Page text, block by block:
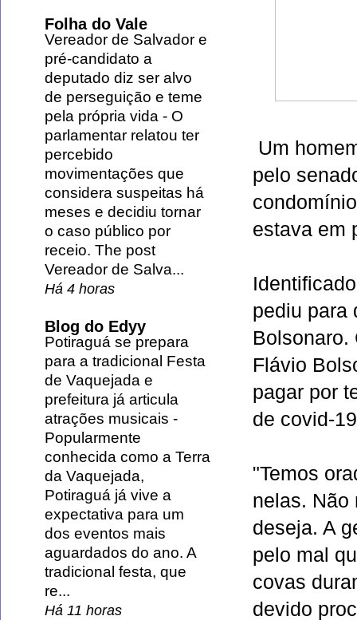
Um
pelo
estava em
pediu para
Bolsonaro.
Flávio
pagar por
de covid-19
"Temos
nelas. Não
deseja. A
pelo mal
covas
devido
Folha do Vale
Vereador de Salvador e
pré-candidato a
deputado diz ser alvo
de perseguição e teme
pela própria vida - O
parlamentar relatou ter
percebido
movimentações que
considera suspeitas há
meses e decidiu tornar
o caso público por
receio. The post
Vereador de Salva...
Há 4 horas
Blog do Edyy
Potiraguá se prepara
para a tradicional Festa
de Vaquejada e
prefeitura já articula
atrações musicais -
Popularmente
conhecida como a Terra
da Vaquejada,
Potiraguá já vive a
expectativa para um
dos eventos mais
aguardados do ano. A
tradicional festa, que
re...
Há 11 horas